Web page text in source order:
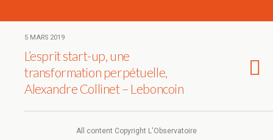
5 MARS 2019
L’esprit start-up, une
transformation perpétuelle,
Alexandre Collinet – Leboncoin
All content Copyright L'Observatoire